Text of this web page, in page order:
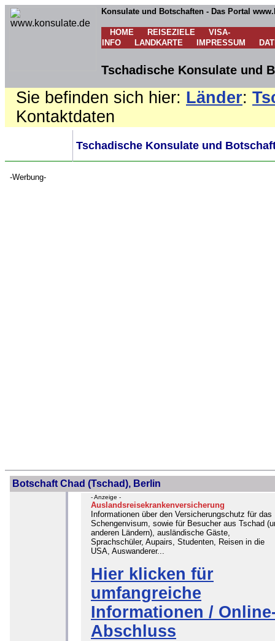
Konsulate und Botschaften - Das Portal
HOME REISEZIELE
VISA-
INFO
LANDKARTE IMPRESSUM
Tschadische Konsulate und
Sie befinden sich hier: Länder:
Kontaktdaten
Tschadische Konsulate und
-Werbung-
Botschaft Chad (Tschad), Berlin
- Anzeige -
Auslandsreisekrankenversicherung
Informationen über den Versicherungschutz für das
Schengenvisum, sowie für Besucher aus Tschad
anderen Ländern), ausländische Gäste,
Sprachschüler, Aupairs, Studenten, Reisen in die
USA, Auswanderer...
Hier klicken für
umfangreiche
Informationen /
Abschluss